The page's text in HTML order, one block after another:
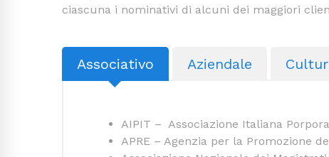
ciascuna i nominativi di alcuni dei maggiori
Associativo Aziendale
AIPIT – Associazione Italiana
APRE – Agenzia per la Promozione